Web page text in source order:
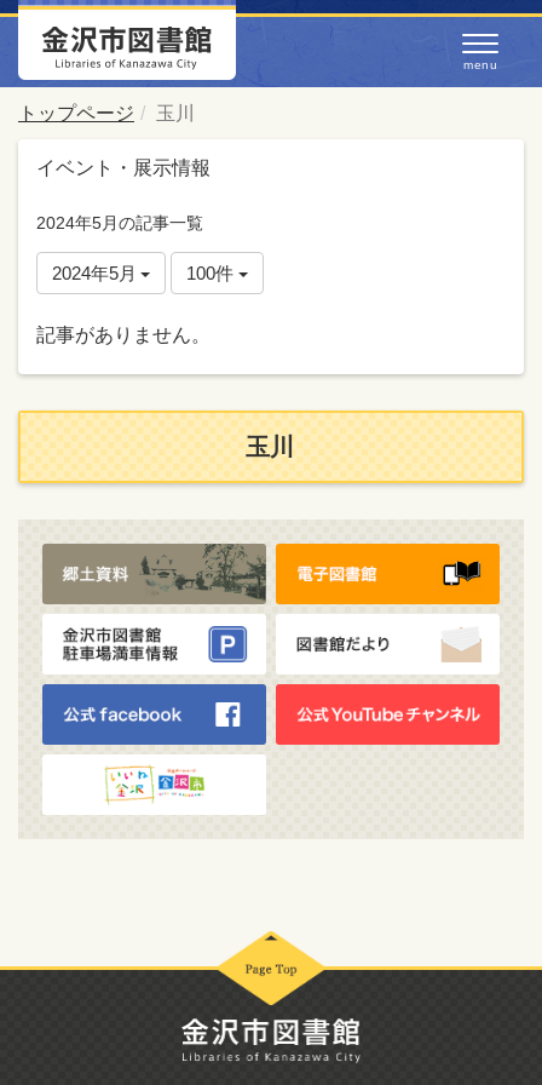
トップページ 玉川
イベント・展示情報
2024年5月の記事一覧
2024年5月 100件
記事がありません。
玉川